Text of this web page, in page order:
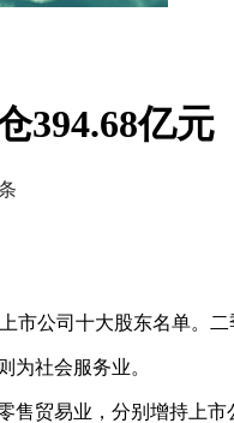
394.68亿元
公司十大股东名单。
为社会服务业。
贸易业，分别增持上